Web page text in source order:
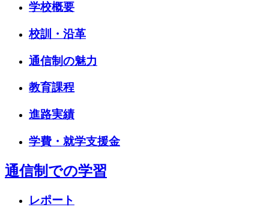
学校概要
校訓・沿革
通信制の魅力
教育課程
進路実績
学費・就学支援金
通信制での学習
レポート